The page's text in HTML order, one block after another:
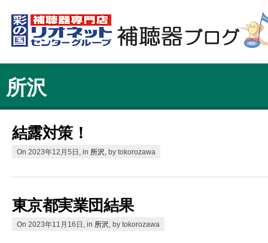
所沢
結露対策！
On 2023年12月5日, in 所沢 , by tokorozawa
東京都実業団結果
On 2023年11月16日, in 所沢 , by tokorozawa